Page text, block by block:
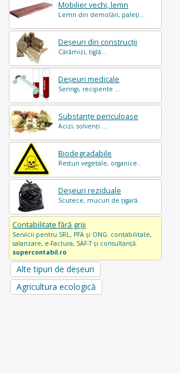
Mobilier vechi, lemn
Lemn din demolări, paleți...
Deșeuri din construcții
Cărămizi, tiglă...
Deșeuri medicale
Seringi, recipente ...
Substanțe periculoase
Acizi, solvenți ...
Biodegradabile
Resturi vegetale, organice..
Deșeuri reziduale
Scutece, mucuri de țigară..
Contabilitate fără griji
Servicii pentru SRL, PFA și ONG: contabilitate,
salarizare, e-Factura, SAF-T și consultanță.
supercontabil.ro
Alte tipuri de deșeuri
Agricultura ecologică